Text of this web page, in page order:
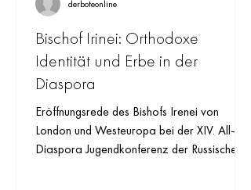
Bischof Irinei: Orthodoxe
Identität und Erbe in der
Diaspora
Eröffnungsrede des Bishofs Irenei von
London und Westeuropa bei der XIV. All-
Diaspora Jugendkonferenz der Russischen
derboteonline